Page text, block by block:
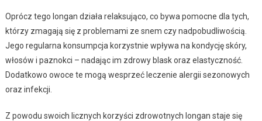
Oprócz tego longan działa relaksująco, co bywa pomocne dla tych,
którzy zmagają się z problemami ze snem czy nadpobudliwością.
Jego regularna konsumpcja korzystnie wpływa na kondycję skóry,
włosów i paznokci – nadając im zdrowy blask oraz elastyczność.
Dodatkowo owoce te mogą wesprzeć leczenie alergii sezonowych
oraz infekcji.
Z powodu swoich licznych korzyści zdrowotnych longan staje się